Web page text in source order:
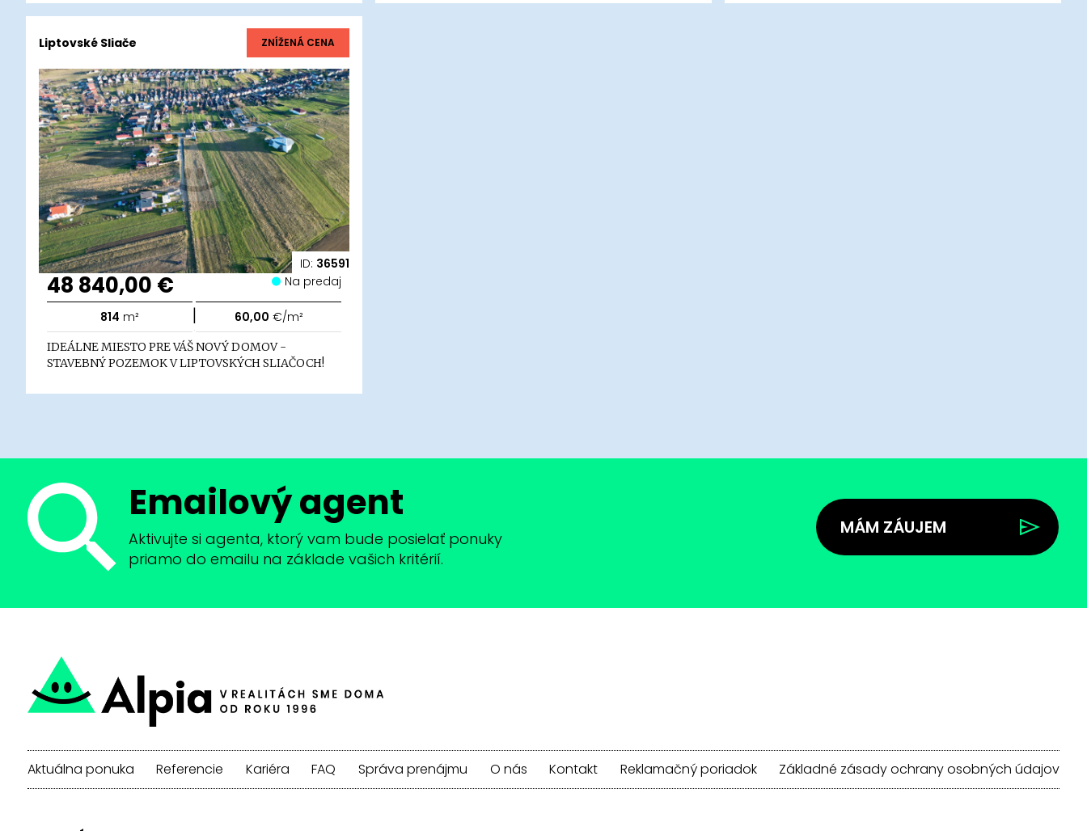
ID: 36591
Liptovské Sliače ZNÍŽENÁ CENA
48 840,00 € Na predaj
814 m² | 60,00 €/m²
IDEÁLNE MIESTO PRE VÁŠ NOVÝ DOMOV -
STAVEBNÝ POZEMOK V LIPTOVSKÝCH SLIAČOCH!
Emailový agent
Aktivujte si agenta, ktorý vam bude posielať ponuky
priamo do emailu na základe vašich kritérií.
MÁM ZÁUJEM
Aktuálna ponuka Referencie Kariéra FAQ Správa prenájmu O nás Kontakt Reklamačný poriadok Základné zásady ochrany osobných údajov